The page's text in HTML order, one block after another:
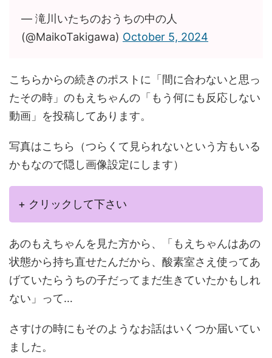
— 滝川️いたちのおうちの中の人
(@MaikoTakigawa) October 5, 2024
こちらからの続きのポストに「間に合わないと思っ
たその時」のもえちゃんの「もう何にも反応しない
動画」を投稿してあります。
写真はこちら（つらくて見られないという方もいる
かもなので隠し画像設定にします）
+ クリックして下さい
あのもえちゃんを見た方から、「もえちゃんはあの
状態から持ち直せたんだから、酸素室さえ使ってあ
げていたらうちの子だってまだ生きていたかもしれ
ない」って…
さすけの時にもそのようなお話はいくつか届いてい
ました。